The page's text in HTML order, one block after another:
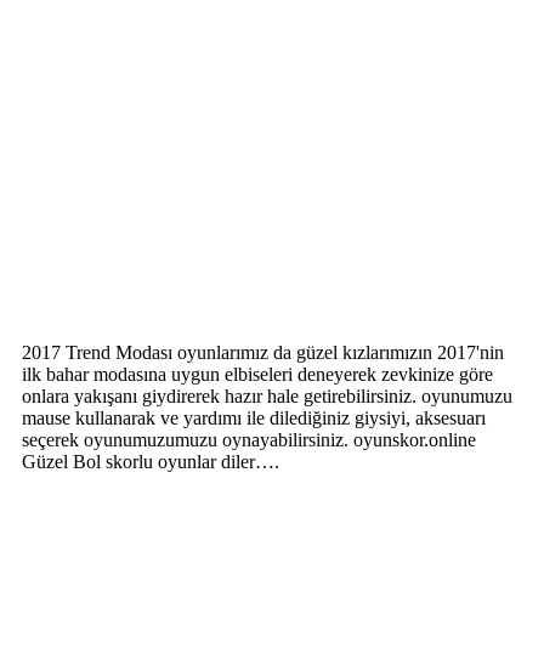
2017 Trend Modası oyunlarımız da güzel kızlarımızın 2017'nin
ilk bahar modasına uygun elbiseleri deneyerek zevkinize göre
onlara yakışanı giydirerek hazır hale getirebilirsiniz. oyunumuzu
mause kullanarak ve yardımı ile dilediğiniz giysiyi, aksesuarı
seçerek oyunumuzumuzu oynayabilirsiniz. oyunskor.online
Güzel Bol skorlu oyunlar diler….